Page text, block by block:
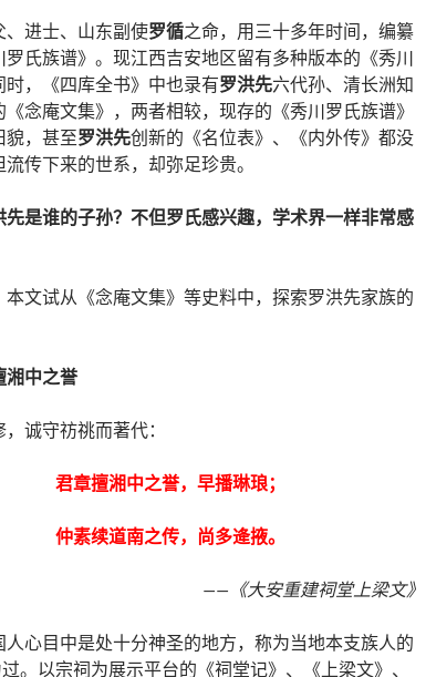
、进士、山东副使罗循之命，用三十多年时间，编纂
罗氏族谱》。现江西吉安地区留有多种版本的《秀川
时，《四库全书》中也录有罗洪先六代孙、清长洲知
《念庵文集》，两者相较，现存的《秀川罗氏族谱》
貌，甚至罗洪先创新的《名位表》、《内外传》都没
传下来的世系，却弥足珍贵。
先是谁的子孙？不但罗氏感兴趣，学术界一样非常感
本文试从《念庵文集》等史料中，探索罗洪先家族的
湘中之誉
诚守祊祧而著代：
君章擅湘中之誉，早播琳琅；
仲素续道南之传，尚多逄掖。
——《大安重建祠堂上梁文》
人心目中是处十分神圣的地方，称为当地本支族人的
。以宗祠为展示平台的《祠堂记》、《上梁文》、